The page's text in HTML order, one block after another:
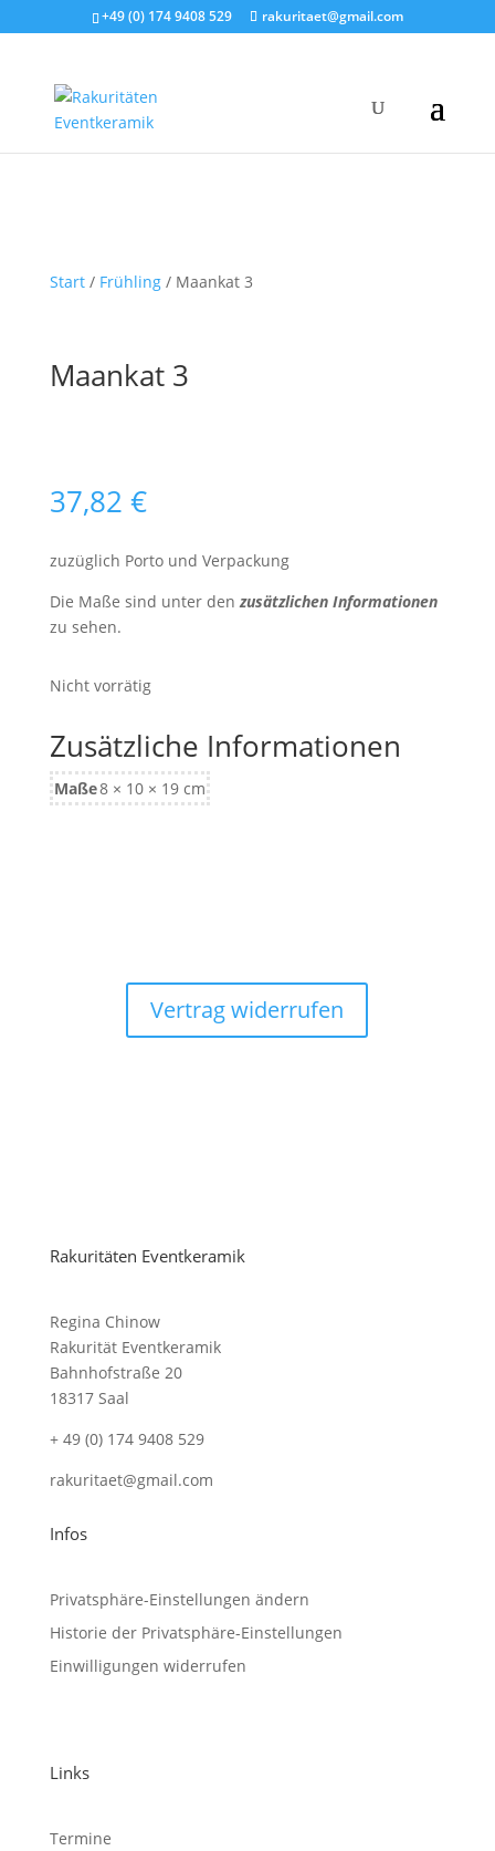
+49 (0) 174 9408 529 rakuritaet@gmail.com
Start/ Frühling/ Maankat 3
Maankat 3
37,82 €
zuzüglich Porto und Verpackung
Die Maße sind unter denzusätzlichen Informationen
zu sehen.
Nicht vorrätig
Zusätzliche Informationen
Maße8 × 10 × 19 cm
Vertrag widerrufen
Rakuritäten Eventkeramik
Regina Chinow
Rakurität Eventkeramik
Bahnhofstraße 20
18317 Saal
+ 49 (0) 174 9408 529
rakuritaet@gmail.com
Infos
Privatsphäre-Einstellungen ändern
Historie der Privatsphäre-Einstellungen
Einwilligungen widerrufen
Links
Termine